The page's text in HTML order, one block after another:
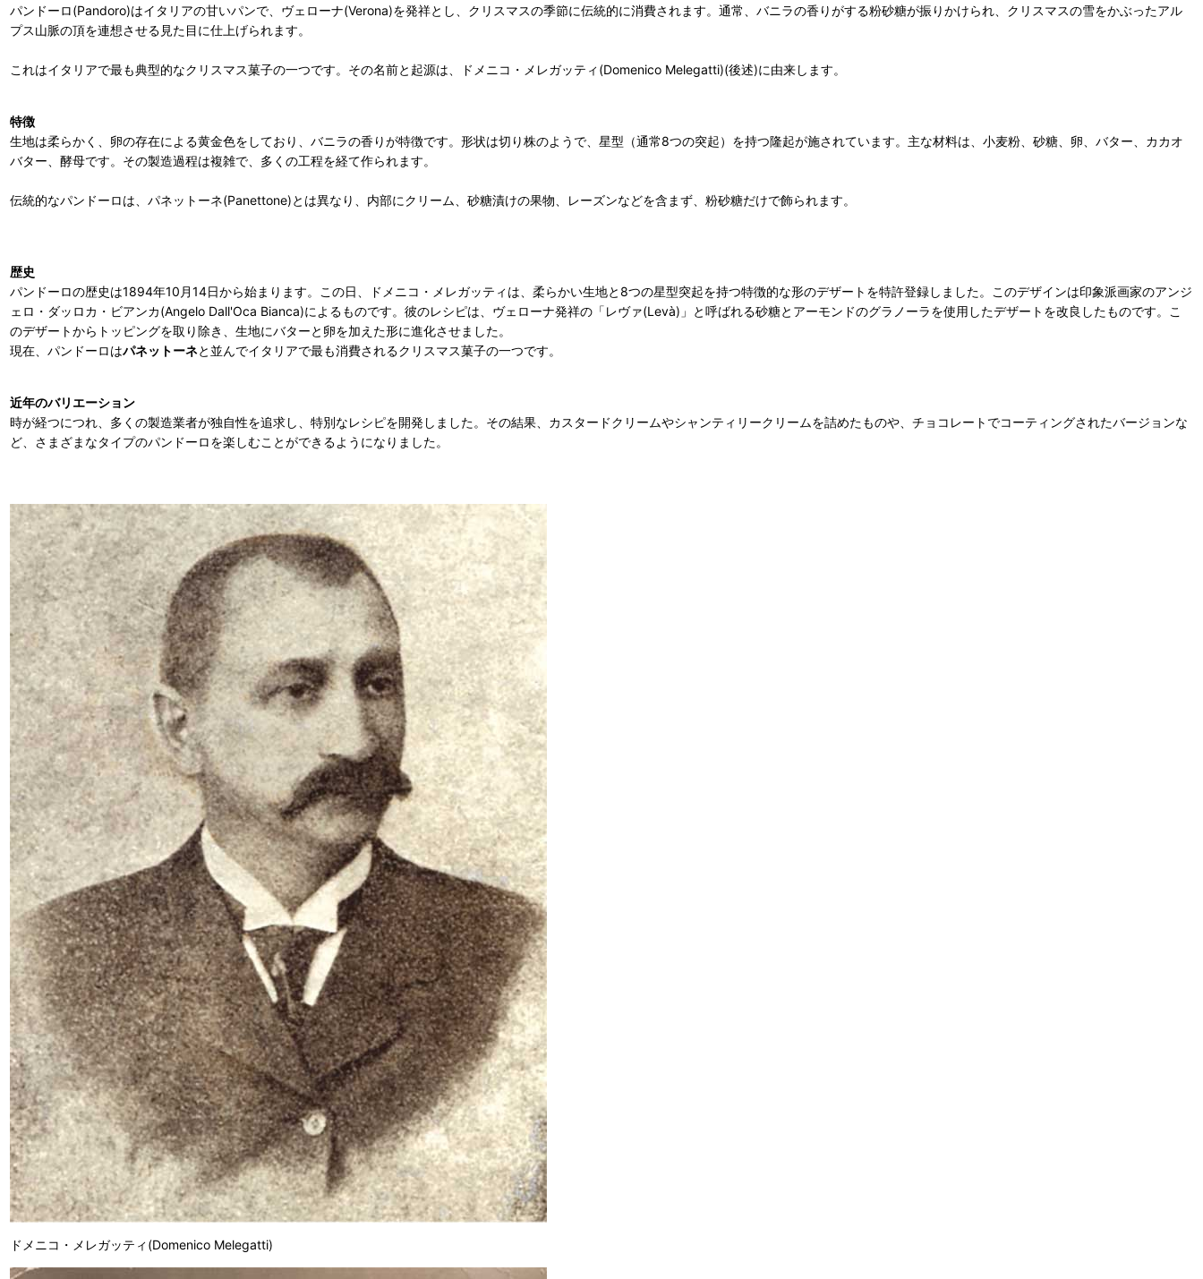
パンドーロ(Pandoro)はイタリアの甘いパンで、ヴェローナ(Verona)を発祥とし、クリスマスの季節に伝統的に消費されます。通常、バニラの香りがする粉砂糖が振りかけられ、クリスマスの雪をかぶったアル
プス山脈の頂を連想させる見た目に仕上げられます。
これはイタリアで最も典型的なクリスマス菓子の一つです。その名前と起源は、ドメニコ・メレガッティ(Domenico Melegatti)(後述)に由来します。
特徴
生地は柔らかく、卵の存在による黄金色をしており、バニラの香りが特徴です。形状は切り株のようで、星型（通常8つの突起）を持つ隆起が施されています。主な材料は、小麦粉、砂糖、卵、バター、カカオ
バター、酵母です。その製造過程は複雑で、多くの工程を経て作られます。
伝統的なパンドーロは、パネットーネ(Panettone)とは異なり、内部にクリーム、砂糖漬けの果物、レーズンなどを含まず、粉砂糖だけで飾られます。
歴史
パンドーロの歴史は1894年10月14日から始まります。この日、ドメニコ・メレガッティは、柔らかい生地と8つの星型突起を持つ特徴的な形のデザートを特許登録しました。このデザインは印象派画家のアンジ
ェロ・ダッロカ・ビアンカ(Angelo Dall'Oca Bianca)によるものです。彼のレシピは、ヴェローナ発祥の「レヴァ(Levà)」と呼ばれる砂糖とアーモンドのグラノーラを使用したデザートを改良したものです。こ
のデザートからトッピングを取り除き、生地にバターと卵を加えた形に進化させました。
現在、パンドーロはパネットーネと並んでイタリアで最も消費されるクリスマス菓子の一つです。
近年のバリエーション
時が経つにつれ、多くの製造業者が独自性を追求し、特別なレシピを開発しました。その結果、カスタードクリームやシャンティリークリームを詰めたものや、チョコレートでコーティングされたバージョンな
ど、さまざまなタイプのパンドーロを楽しむことができるようになりました。
ドメニコ・メレガッティ(Domenico Melegatti)